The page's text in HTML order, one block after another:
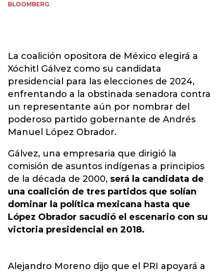
BLOOMBERG
La coalición opositora de México elegirá a
Xóchitl Gálvez como su candidata
presidencial para las elecciones de 2024,
enfrentando a la obstinada senadora contra
un representante aún por nombrar del
poderoso partido gobernante de Andrés
Manuel López Obrador.
Gálvez, una empresaria que dirigió la
comisión de asuntos indígenas a principios
de la década de 2000, será la candidata de
una coalición de tres partidos que solían
dominar la política mexicana hasta que
López Obrador sacudió el escenario con su
victoria presidencial en 2018.
Alejandro Moreno dijo que el PRI apoyará a